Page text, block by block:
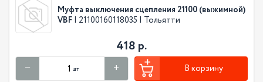
Муфта выключения сцепления 21100 (выжимной)
VBF | 21100160118035 | Тольятти
418 р.
шт В корзину